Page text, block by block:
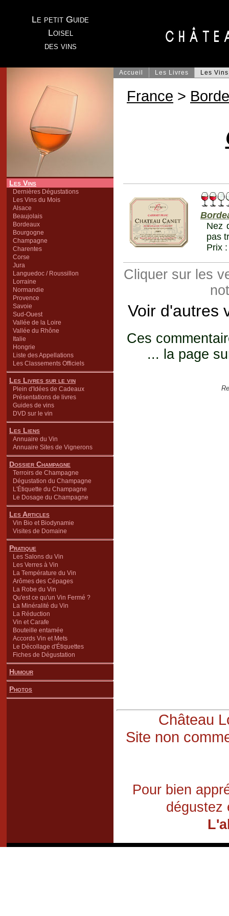
Le petit Guide
Loisel
des vins
Les Vins
Dernières Dégustations
Les Vins du Mois
Alsace
Beaujolais
Bordeaux
Bourgogne
Champagne
Charentes
Corse
Jura
Languedoc / Roussillon
Lorraine
Normandie
Provence
Savoie
Sud-Ouest
Vallée de la Loire
Vallée du Rhône
Italie
Hongrie
Liste des Appellations
Les Classements Officiels
Les Livres sur le vin
Plein d'Idées de Cadeaux
Présentations de livres
Guides de vins
DVD sur le vin
Les Liens
Annuaire du Vin
Annuaire Sites de Vignerons
Dossier Champagne
Terroirs de Champagne
Dégustation du Champagne
L'Étiquette du Champagne
Le Dosage du Champagne
Les Articles
Vin Bio et Biodynamie
Visites de Domaine
Pratique
Les Salons du Vin
Les Verres à Vin
La Température du Vin
Arômes des Cépages
La Robe du Vin
Qu'est ce qu'un Vin Fermé ?
La Minéralité du Vin
La Réduction
Vin et Carafe
Bouteille entamée
Accords Vin et Mets
Le Décollage d'Étiquettes
Fiches de Dégustation
Humour
Photos
Accueil Les Livres Les Vins
France >
Nez
pas
Prix :
Cliquer sur les
Voir d'autres
Ces
... la page
Château
Site non
Pour bien
dégustez